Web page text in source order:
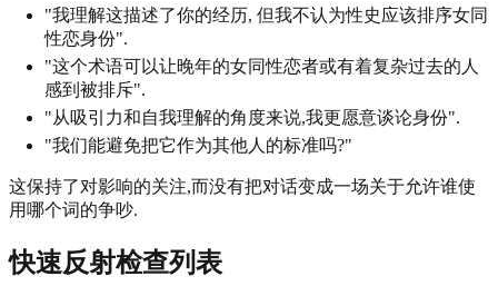
"我理解这描述了你的经历, 但我不认为性史应该排序女同
性恋身份".
"这个术语可以让晚年的女同性恋者或有着复杂过去的人
感到被排斥".
"从吸引力和自我理解的角度来说,我更愿意谈论身份".
"我们能避免把它作为其他人的标准吗?"
这保持了对影响的关注,而没有把对话变成一场关于允许谁使
用哪个词的争吵.
快速反射检查列表